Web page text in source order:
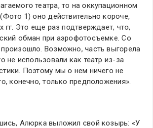
театра, то на оккупационном
1) оно действительно короче,
гг. Это еще раз подтверждает, что,
обман при аэрофотосъемке. Со
Возможно, часть выгорела
не использовали как театр из-за
Поэтому мы о нем ничего не
конечно, только предположения».
Алюрка выложил свой козырь: «У